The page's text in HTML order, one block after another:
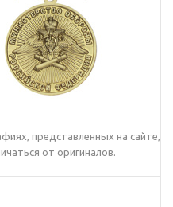
представленных на сайте,
от оригиналов.